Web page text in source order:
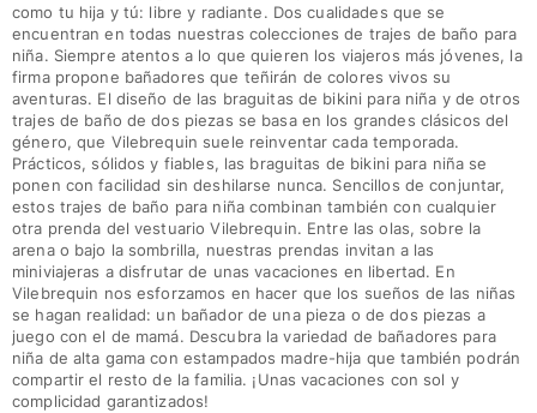
Trajes de baño
Traje de baño
Bebé
Clásico
Clásico stretch
Clásico ultra ligero
Trajes de baño Bordados
Camiseta de baño
Trajes de baño mágicos
Ver todo Trajes de baño
Pret-a-porter
como tu hija y tú: libre y radiante. Dos cualidades que se
encuentran en todas nuestras colecciones de trajes de baño para
niña. Siempre atentos a lo que quieren los viajeros más jóvenes, la
firma propone bañadores que teñirán de colores vivos su
aventuras. El diseño de las braguitas de bikini para niña y de otros
trajes de baño de dos piezas se basa en los grandes clásicos del
género, que Vilebrequin suele reinventar cada temporada.
Prácticos, sólidos y fiables, las braguitas de bikini para niña se
ponen con facilidad sin deshilarse nunca. Sencillos de conjuntar,
estos trajes de baño para niña combinan también con cualquier
otra prenda del vestuario Vilebrequin. Entre las olas, sobre la
arena o bajo la sombrilla, nuestras prendas invitan a las
miniviajeras a disfrutar de unas vacaciones en libertad. En
Vilebrequin nos esforzamos en hacer que los sueños de las niñas
se hagan realidad: un bañador de una pieza o de dos piezas a
juego con el de mamá. Descubra la variedad de bañadores para
niña de alta gama con estampados madre-hija que también podrán
compartir el resto de la familia. ¡Unas vacaciones con sol y
complicidad garantizados!